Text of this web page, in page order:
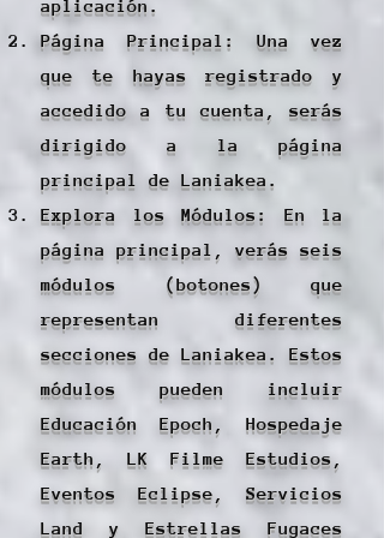
aplicación.
Página Principal: Una vez
que te hayas registrado y
accedido a tu cuenta, serás
dirigido a la página
principal de Laniakea.
Explora los Módulos: En la
página principal, verás seis
módulos (botones) que
representan diferentes
secciones de Laniakea. Estos
módulos pueden incluir
Educación Epoch, Hospedaje
Earth, LK Filme Estudios,
Eventos Eclipse, Servicios
Land y Estrellas Fugaces